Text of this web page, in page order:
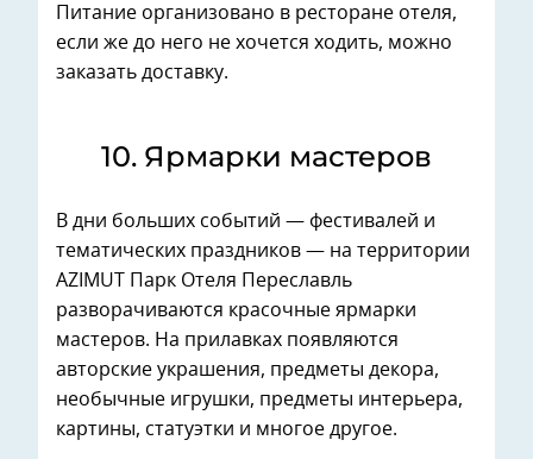
Питание организовано в ресторане отеля,
если же до него не хочется ходить, можно
заказать доставку.
10. ⁠Ярмарки мастеров
В дни больших событий — фестивалей и
тематических праздников — на территории
AZIMUT Парк Отеля Переславль
разворачиваются красочные ярмарки
мастеров. На прилавках появляются
авторские украшения, предметы декора,
необычные игрушки, предметы интерьера,
картины, статуэтки и многое другое.